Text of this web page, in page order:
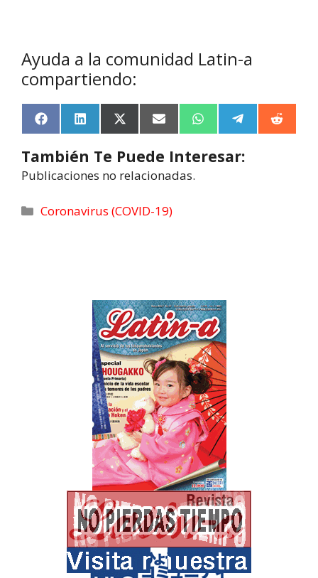
Ayuda a la comunidad Latin-a
compartiendo:
F
a
e
b
o
k
L
i
k
e
d
n
X
(
w
i
t
e
r
E
m
a
l
W
h
t
e
e
R
e
También Te Puede Interesar:
Publicaciones no relacionadas.
Coronavirus (COVID-19)